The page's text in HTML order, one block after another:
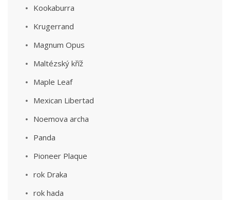
Kookaburra
Krugerrand
Magnum Opus
Maltézský kříž
Maple Leaf
Mexican Libertad
Noemova archa
Panda
Pioneer Plaque
rok Draka
rok hada